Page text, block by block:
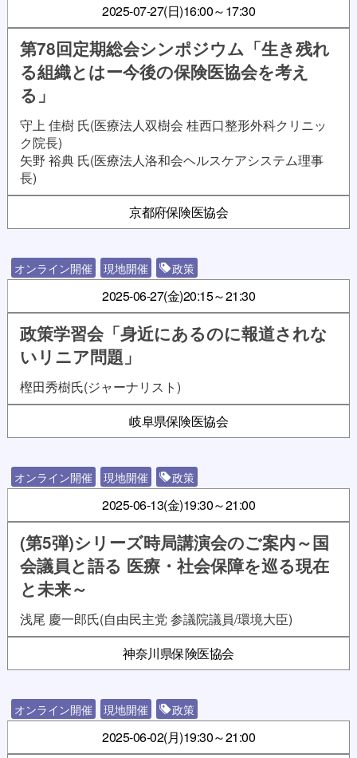
2025-07-27(日)16:00～17:30
第78回定期総会シンポジウム「生き残れ
る組織とはー今後の保険医協会を考え
る」
守上 佳樹 氏(医療法人双樹会 桂西口整形外科クリニッ
ク院長)
矢野 裕典 氏(医療法人洛和会ヘルスケアシステム理事
長)
京都府保険医協会
オンライン開催 現地開催 政策
2025-06-27(金)20:15～21:30
政策学習会「身近にあるのに報道されな
いリニア問題」
樫田秀樹氏(ジャーナリスト)
岐阜県保険医協会
オンライン開催 現地開催 政策
2025-06-13(金)19:30～21:00
(第5弾)シリーズ時局講演会のご案内～国
会議員と語る 医療・社会保障を巡る現在
と未来～
浅尾 慶一郎氏(自由民主党 参議院議員/環境大臣)
神奈川県保険医協会
オンライン開催 現地開催 政策
2025-06-02(月)19:30～21:00